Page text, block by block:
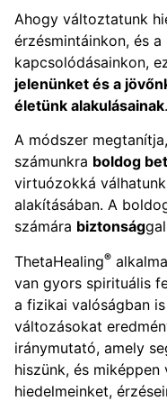
Ahogy változtatunk
érzésmintáinkon, és
kapcsolódásainkon,
jelenünket és a
életünk alakulásainak.
A módszer
számunkra boldog
virtuózokká
alakításában. A
számára biztonság
ThetaHealing®
van gyors spirituális
a fizikai valóságban
változásokat
iránymutató, amely
hiszünk, és
hiedelmeinket,